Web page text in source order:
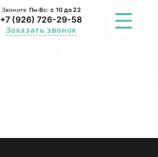
Звоните Пн-Вс:с 10 до 22
+7 (926) 726-29-58
Заказать звонок